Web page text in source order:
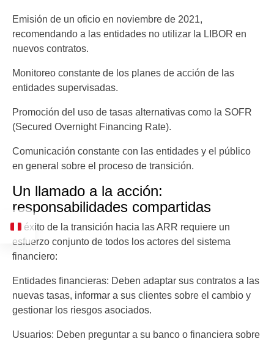
Emisión de un oficio en noviembre de 2021,
recomendando a las entidades no utilizar la LIBOR en
nuevos contratos.
Monitoreo constante de los planes de acción de las
entidades supervisadas.
Promoción del uso de tasas alternativas como la SOFR
(Secured Overnight Financing Rate).
Comunicación constante con las entidades y el público
en general sobre el proceso de transición.
Un llamado a la acción:
responsabilidades compartidas
El éxito de la transición hacia las ARR requiere un
esfuerzo conjunto de todos los actores del sistema
financiero:
Entidades financieras: Deben adaptar sus contratos a las
nuevas tasas, informar a sus clientes sobre el cambio y
gestionar los riesgos asociados.
Usuarios: Deben preguntar a su banco o financiera sobre